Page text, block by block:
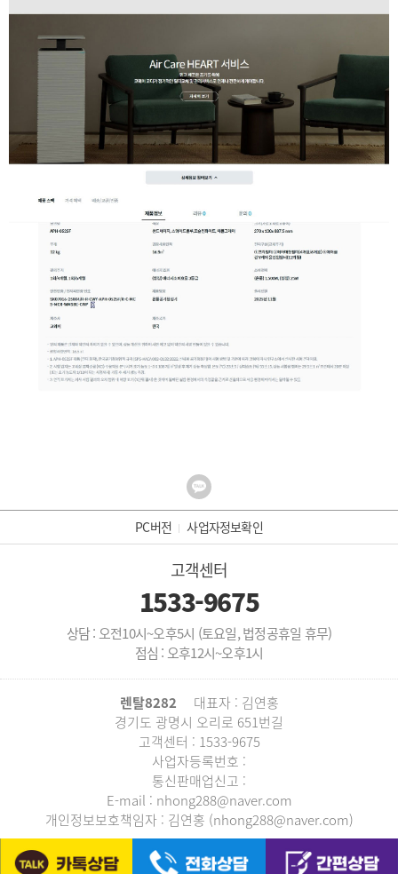
PC버전 사업자정보확인
고객센터
1533-9675
상담 : 오전10시~오후5시 (토요일, 법정공휴일 휴무)
점심 : 오후12시~오후1시
렌탈8282
대표자 : 김연홍
경기도 광명시 오리로 651번길
고객센터 : 1533-9675
사업자등록번호 :
통신판매업신고 :
E-mail : nhong288@naver.com
개인정보보호책임자 : 김연홍 (nhong288@naver.com)
COPYRIGHT © 렌탈8282 ALL RIGHTS RESERVED.